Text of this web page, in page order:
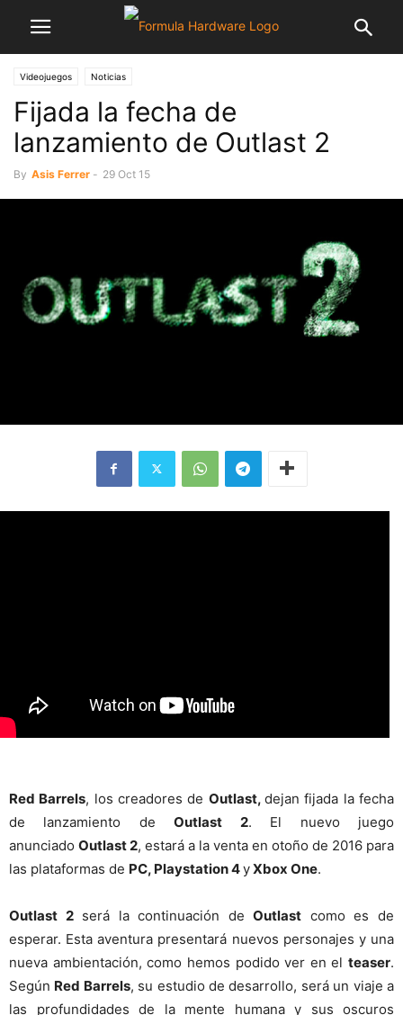
Videojuegos Noticias
Fijada la fecha de
lanzamiento de Outlast 2
By Asis Ferrer - 29 Oct 15
Red Barrels, los creadores de Outlast,dejan fijada la fecha
de lanzamiento deOutlast 2. El nuevo juego
anunciado Outlast 2, estará a la venta en otoño de 2016 para
las plataformas de PC, Playstation 4yXbox One.
Outlast 2será la continuación deOutlast como es de
esperar. Esta aventura presentará nuevos personajes y una
nueva ambientación, como hemos podido ver en el teaser.
Según Red Barrels, su estudio de desarrollo, será un viaje a
las profundidades de la mente humana y sus oscuros